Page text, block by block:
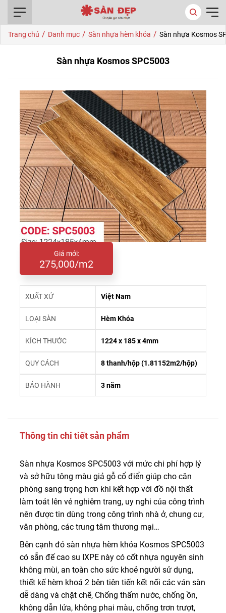
Trang chủ / Danh mục / Sàn nhựa hèm khóa / Sàn nhựa Kosmos
Sàn nhựa Kosmos SPC5003
Giá mới:
275,000/m2
XUẤT XỨ Việt Nam
LOẠI SÀN Hèm Khóa
KÍCH THƯỚC 1224 x 185 x 4mm
QUY CÁCH 8 thanh/hộp (1.81152m2/hộp)
BẢO HÀNH 3 năm
Thông tin chi tiết sản phẩm
Sàn nhựa Kosmos SPC5003 với mức chi phí hợp lý
và sở hữu tông màu giả gỗ cổ điển giúp cho căn
phòng sang trọng hơn khi kết hợp với đồ nội thất
làm toát lên vẻ nghiêm trang, uy nghi của công trình
nên được tin dùng trong công trình nhà ở, chung cư,
văn phòng, các trung tâm thương mại…
Bên cạnh đó sàn nhựa hèm khóa Kosmos SPC5003
có sẵn đế cao su IXPE này có cốt nhựa nguyên sinh
không mùi, an toàn cho sức khoẻ người sử dụng,
thiết kế hèm khoá 2 bên tiên tiến kết nối các ván sàn
dễ dàng và chặt chẽ, Chống thấm nước, chống ồn,
không dẫn lửa, không phai màu, chống trơn trượt,